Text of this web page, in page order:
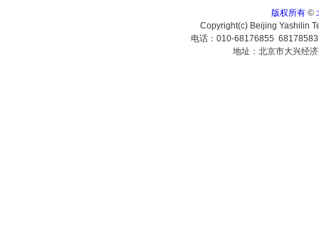
版权所有©
Copyright(c) Beijing Yashilin
电话：010-68176855
地址：北京市大兴经